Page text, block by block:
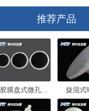
推荐产品
橡胶膜盘式微孔曝气器 旋混式